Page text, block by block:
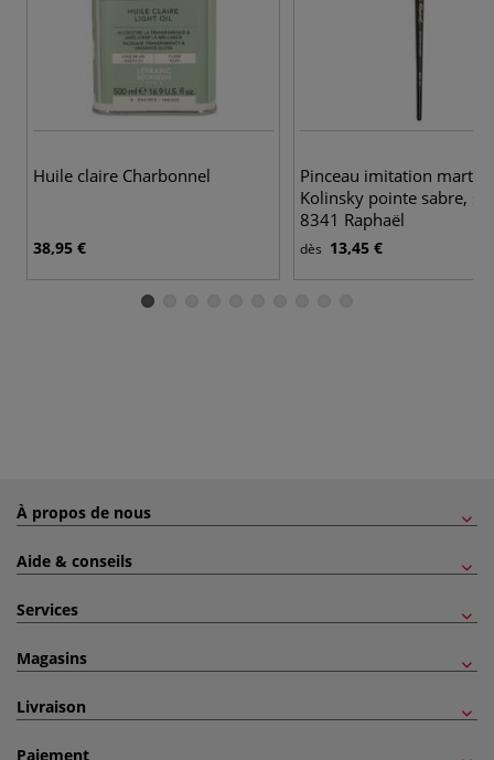
Huile claire Charbonnel
38,95 €
Pinceau imitation martre
Kolinsky pointe sabre,
8341 Raphaël
dès 13,45 €
À propos de nous
Aide & conseils
Services
Magasins
Livraison
Paiement